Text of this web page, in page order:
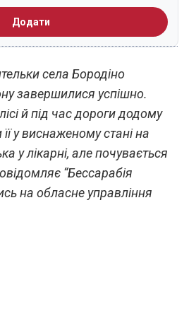
Додати
села Бородіно
завершилися успішно.
й під час дороги додому
у виснаженому стані на
у лікарні, але почувається
“Бессарабія
на обласне управління